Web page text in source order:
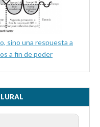
sino una respuesta a
a fin de poder